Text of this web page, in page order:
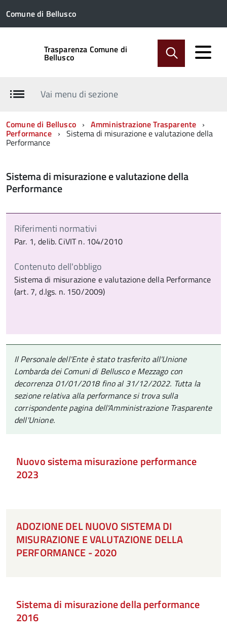
Comune di Bellusco
Trasparenza Comune di
Bellusco
Vai menu di sezione
Comune di Bellusco Amministrazione Trasparente
Performance Sistema di misurazione e valutazione della
Performance
Sistema di misurazione e valutazione della
Performance
Riferimenti normativi
Par. 1, delib. CiVIT n. 104/2010
Contenuto dell'obbligo
Sistema di misurazione e valutazione della Performance
(art. 7, d.lgs. n. 150/2009)
Il Personale dell'Ente è stato trasferito all'Unione
Lombarda dei Comuni di Bellusco e Mezzago con
decorrenza 01/01/2018 fino al 31/12/2022. Tutta la
sezione relativa alla performance si trova sulla
corrispondente pagina dell'Amministrazione Trasparente
dell'Unione.
Nuovo sistema misurazione performance
2023
ADOZIONE DEL NUOVO SISTEMA DI
MISURAZIONE E VALUTAZIONE DELLA
PERFORMANCE - 2020
Sistema di misurazione della performance
2016